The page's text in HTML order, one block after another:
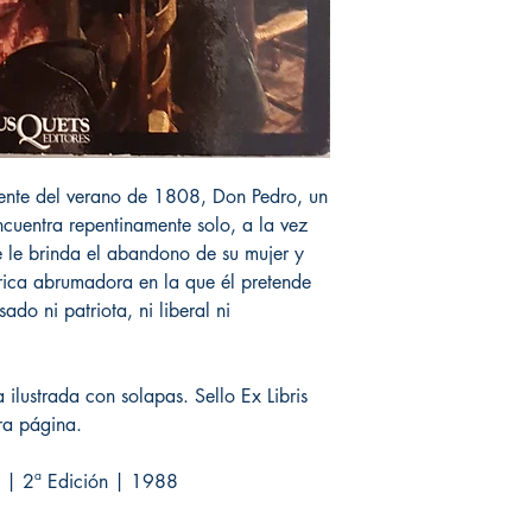
del verano de 1808, Don Pedro, un
repentinamente solo, a la vez
brinda el abandono de su mujer y
abrumadora en la que él pretende
ni patriota, ni liberal ni
con solapas. Sello Ex Libris
página.
| 2ª Edición | 1988